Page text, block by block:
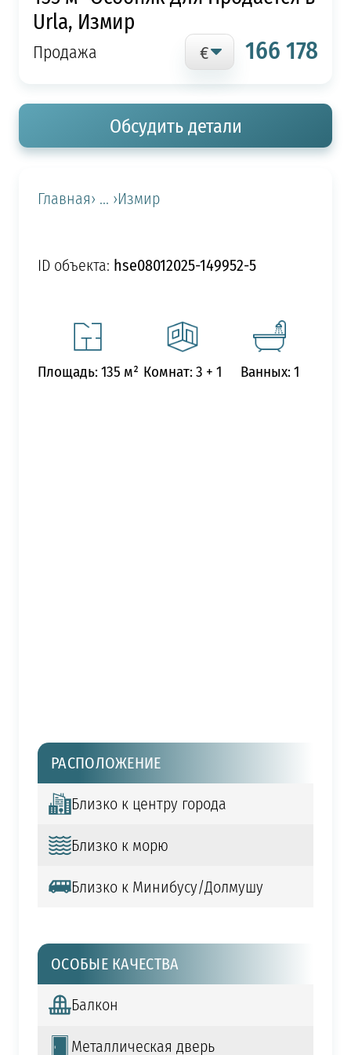
Urla, Измир
Продажа 166 178
Обсудить детали
Главная› ... ›Измир
ID объекта: hse08012025-149952-5
Площадь: 135 м² Комнат: 3 + 1 Ванных: 1
РАСПОЛОЖЕНИЕ
Близко к центру города
Близко к морю
Близко к Минибусу/Долмушу
ОСОБЫЕ КАЧЕСТВА
Балкон
Металлическая дверь